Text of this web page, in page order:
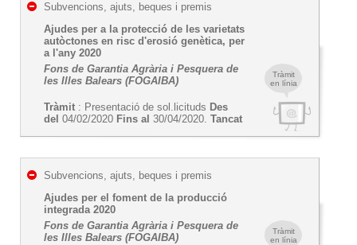
Tràmit
en línia
Subvencions, ajuts, beques i premis
Ajudes per a la protecció de les varietats
autòctones en risc d'erosió genètica, per
a l'any 2020
Fons de Garantia Agrària i Pesquera de
les Illes Balears (FOGAIBA)
Tràmit : Presentació de sol.licituds Des
del 04/02/2020 Fins al 30/04/2020. Tancat
Tràmit
en línia
Subvencions, ajuts, beques i premis
Ajudes per el foment de la producció
integrada 2020
Fons de Garantia Agrària i Pesquera de
les Illes Balears (FOGAIBA)